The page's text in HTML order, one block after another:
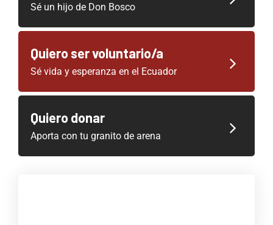
Sé un hijo de Don Bosco
Quiero ser voluntario/a
Sé vida y esperanza en el Ecuador
Quiero donar
Aporta con tu granito de arena